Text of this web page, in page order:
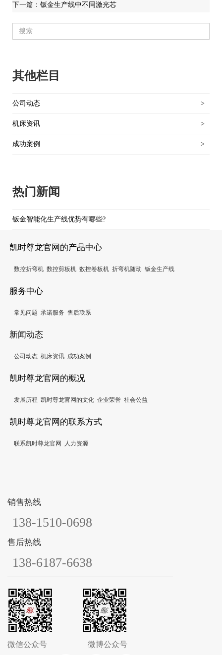
下一篇： 钣金生产线中不同激光芯
其他栏目
公司动态 >
机床资讯 >
成功案例 >
热门新闻
钣金智能化生产线优势有哪些?
凯时尊龙官网的产品中心
数控折弯机 数控剪板机 数控卷板机 折弯机随动 钣金生产线
服务中心
常见问题 承诺服务 售后联系
新闻动态
公司动态 机床资讯 成功案例
凯时尊龙官网的概况
发展历程 凯时尊龙官网的文化 企业荣誉 社会公益
凯时尊龙官网的联系方式
联系凯时尊龙官网 人力资源
销售热线
138-1510-0698
售后热线
138-6187-6638
微信公众号 微博公众号